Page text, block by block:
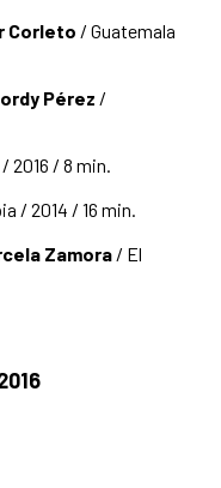
Corleto / Guatemala
Pérez /
2016 / 8 min.
/ 2014 / 16 min.
Zamora / El